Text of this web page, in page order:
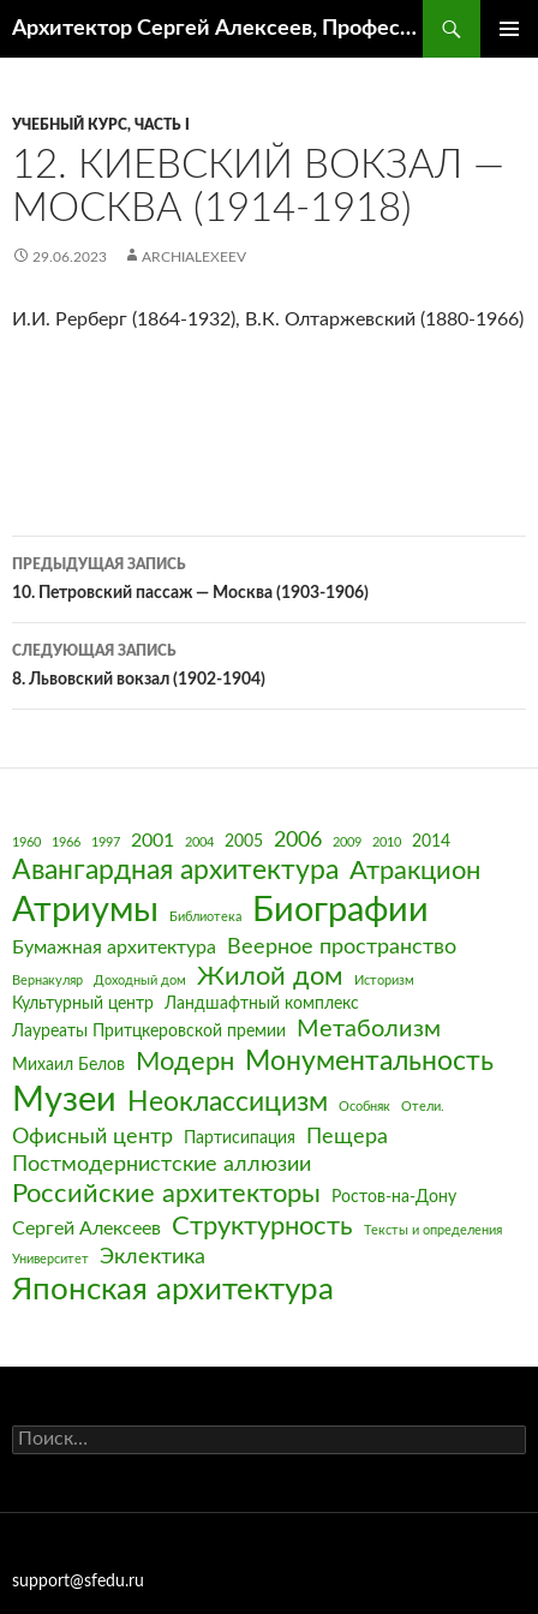
Архитектор Сергей Алексеев, Профессор кафедры ИА и АР ААИ ЮФУ
УЧЕБНЫЙ КУРС, ЧАСТЬ I
12. КИЕВСКИЙ ВОКЗАЛ —
МОСКВА (1914-1918)
29.06.2023 ARCHIALEXEEV
И.И. Рерберг (1864-1932), В.К. Олтаржевский (1880-1966)
Навигация
по
записям
ПРЕДЫДУЩАЯ ЗАПИСЬ
10. Петровский пассаж — Москва (1903-1906)
СЛЕДУЮЩАЯ ЗАПИСЬ
8. Львовский вокзал (1902-1904)
1960 1966 1997 2001 2004 2005 2006 2009 2010 2014
Авангардная архитектура Атракцион
Атриумы Библиотека Биографии
Бумажная архитектура Веерное пространство
Вернакуляр Доходный дом Жилой дом Историзм
Культурный центр
Ландшафтный комплекс
Лауреаты Притцкеровской премии
Метаболизм
Михаил Белов Модерн Монументальность
Музеи Неоклассицизм Особняк Отели.
Офисный центр Партисипация
Пещера
Постмодернистские аллюзии
Российские архитекторы Ростов-на-Дону
Сергей Алексеев Структурность Тексты и определения
Университет Эклектика
Японская архитектура
Найти:
support@sfedu.ru